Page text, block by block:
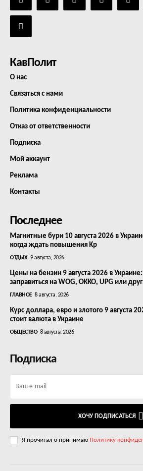
КавПолит
О нас
Связаться с нами
Политика конфиденциальности
Отказ от ответственности
Подписка
Мой аккаунт
Реклама
Контакты
Последнее
Магнитные бури 10 августа 2026 в
когда ждать повышения Kp
ОТДЫХ 9 августа, 2026
Цены на бензин 9 августа 2026 в
заправиться на WOG, OKKO, UPG или
ГЛАВНОЕ 8 августа, 2026
Курс доллара, евро и злотого 9 августа
стоит валюта в Украине
ОБЩЕСТВО 8 августа, 2026
Подписка
ХОЧУ ПОДПИСАТЬСЯ
Я прочитал о принимаю Политику